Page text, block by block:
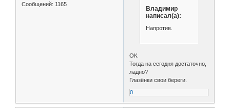
Сообщений: 1165
Владимир
написал(а):
Напротив.
ОК.
Тогда на сегодня достаточно,
ладно?
Глазёнки свои береги.
0